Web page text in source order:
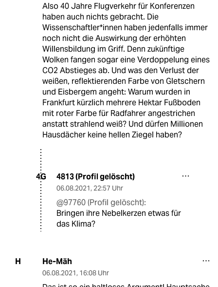
Also 40 Jahre Flugverkehr für Konferenzen
haben auch nichts gebracht. Die
Wissenschaftler*innen haben jedenfalls immer
noch nicht die Auswirkung der erhöhten
Willensbildung im Griff. Denn zukünftige
Wolken fangen sogar eine Verdoppelung eines
CO2 Abstieges ab. Und was den Verlust der
weißen, reflektierenden Farbe von Gletschern
und Eisbergem angeht: Warum wurden in
Frankfurt kürzlich mehrere Hektar Fußboden
mit roter Farbe für Radfahrer angestrichen
anstatt strahlend weiß? Und dürfen Millionen
Hausdächer keine hellen Ziegel haben?
4G 4813 (Profil gelöscht)
06.08.2021, 22:57 Uhr
@97760 (Profil gelöscht):
Bringen ihre Nebelkerzen etwas für
das Klima?
H He-Mäh
06.08.2021, 16:08 Uhr